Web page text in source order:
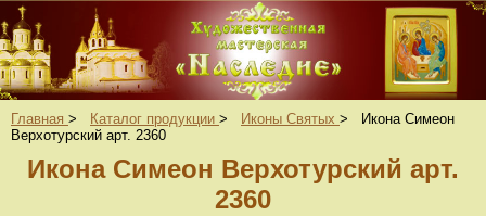
Главная > Каталог продукции > Иконы Святых >
Икона Симеон
Верхотурский арт. 2360
Икона Симеон Верхотурский арт.
2360